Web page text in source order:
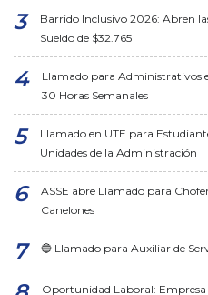
Barrido Inclusivo 2026: Abren
Sueldo de $32.765
Llamado para Administrativos
30 Horas Semanales
Llamado en UTE para
Unidades de la Administración
ASSE abre Llamado para
Canelones
🔵 Llamado para Auxiliar de
Oportunidad Laboral: